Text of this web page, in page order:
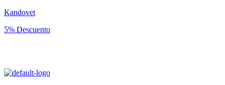
Kandovet
5% Descuento